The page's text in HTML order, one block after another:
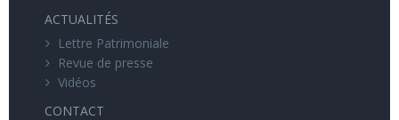
ACTUALITÉS
Lettre Patrimoniale
Revue de presse
Vidéos
CONTACT